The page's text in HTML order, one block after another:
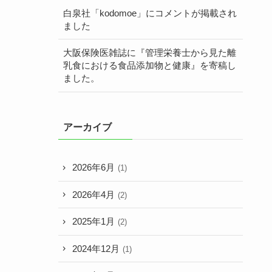
白泉社「kodomoe」にコメントが掲載され
ました
大阪保険医雑誌に『管理栄養士から見た離
乳食における食品添加物と健康』を寄稿し
ました。
アーカイブ
2026年6月 (1)
2026年4月 (2)
2025年1月 (2)
2024年12月 (1)